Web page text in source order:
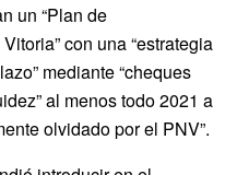
un “Plan de
con una “estrategia
mediante “cheques
al menos todo 2021 a
olvidado por el PNV”.